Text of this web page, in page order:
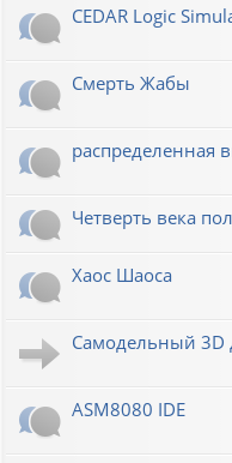
CEDAR Logic
Смерть Жабы
распределенная
Четверть века
Хаос Шаоса
Самодельный 3D
ASM8080 IDE